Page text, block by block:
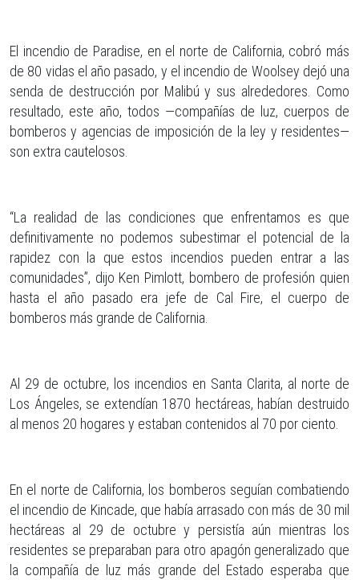
El incendio de Paradise, en el norte de California, cobró más
de 80 vidas el año pasado, y el incendio de Woolsey dejó una
senda de destrucción por Malibú y sus alrededores. Como
resultado, este año, todos —compañías de luz, cuerpos de
bomberos y agencias de imposición de la ley y residentes—
son extra cautelosos.
“La realidad de las condiciones que enfrentamos es que
definitivamente no podemos subestimar el potencial de la
rapidez con la que estos incendios pueden entrar a las
comunidades”, dijo Ken Pimlott, bombero de profesión quien
hasta el año pasado era jefe de Cal Fire, el cuerpo de
bomberos más grande de California.
Al 29 de octubre, los incendios en Santa Clarita, al norte de
Los Ángeles, se extendían 1870 hectáreas, habían destruido
al menos 20 hogares y estaban contenidos al 70 por ciento.
En el norte de California, los bomberos seguían combatiendo
el incendio de Kincade, que había arrasado con más de 30 mil
hectáreas al 29 de octubre y persistía aún mientras los
residentes se preparaban para otro apagón generalizado que
la compañía de luz más grande del Estado esperaba que